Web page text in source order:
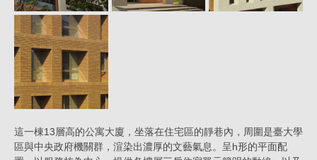
這一棟13層高的公寓大廈，坐落在住宅區的靜巷內，周圍是臺大學
區與中央政府機關群，渲染出濃厚的文藝氣息。呈h形的平面配